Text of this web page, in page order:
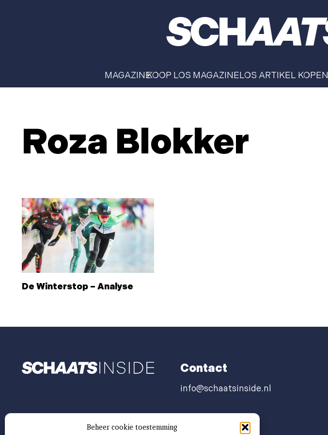
Beheer cookie toestemming
MAGAZINEKOOP LOS MAGAZINELOS ARTIKEL KOPEN
Roza Blokker
De Winterstop – Analyse
Contact
info@schaatsinside.nl